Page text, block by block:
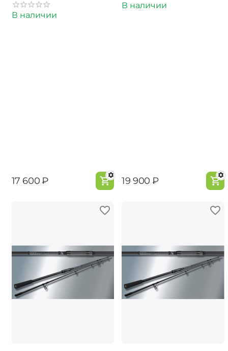
В наличии
‍17 600‍₽
В наличии
‍19 900‍ ₽